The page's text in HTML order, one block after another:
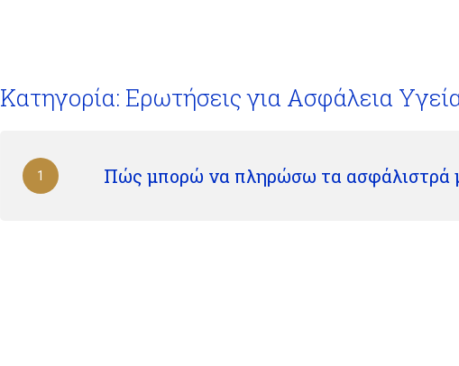
Κατηγορία: Ερωτήσεις για Ασφάλεια
1 Πώς μπορώ να πληρώσω τα ασφάλιστρά